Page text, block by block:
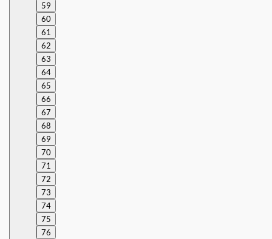
59
60
61
62
63
64
65
66
67
68
69
70
71
72
73
74
75
76